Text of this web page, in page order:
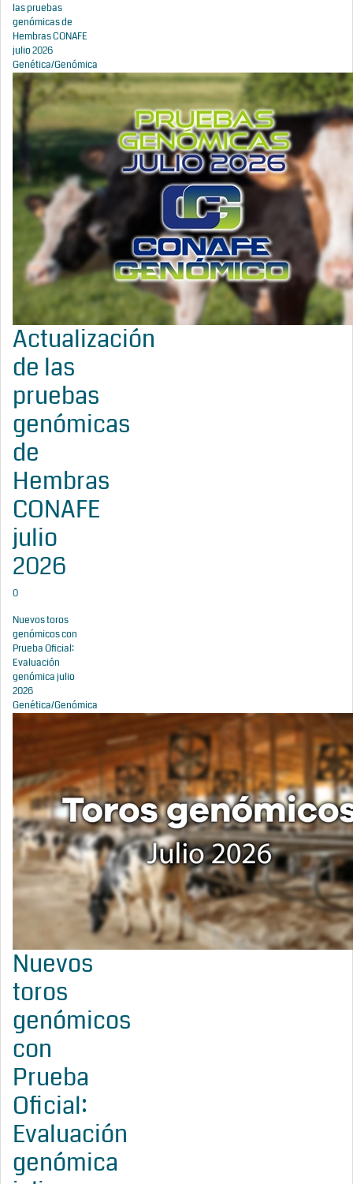
las pruebas
genómicas de
Hembras CONAFE
julio 2026
Genética/Genómica
Actualización
de las
pruebas
genómicas
de
Hembras
CONAFE
julio
2026
0
Nuevos toros
genómicos con
Prueba Oficial:
Evaluación
genómica julio
2026
Genética/Genómica
Nuevos
toros
genómicos
con
Prueba
Oficial:
Evaluación
genómica